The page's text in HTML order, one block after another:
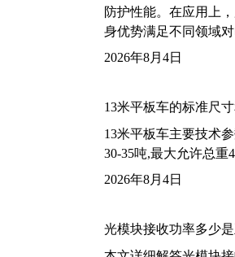
防护性能。在应用上
身优势满足不同领域
2026年8月4日
13米平板车的标准尺
13米平板车主要技术
30-35吨,最大允许总
2026年8月4日
光模块接收功率多少